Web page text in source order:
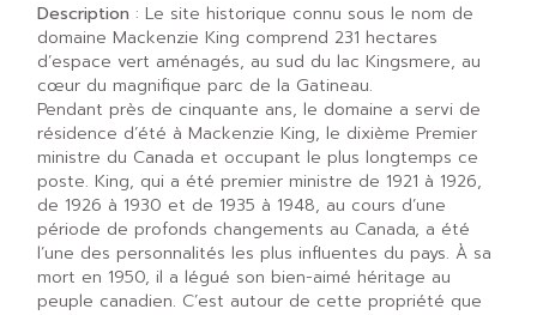
Description : Le site historique connu sous le nom de
domaine Mackenzie King comprend 231 hectares
d’espace vert aménagés, au sud du lac Kingsmere, au
cœur du magnifique parc de la Gatineau.
Pendant près de cinquante ans, le domaine a servi de
résidence d’été à Mackenzie King, le dixième Premier
ministre du Canada et occupant le plus longtemps ce
poste. King, qui a été premier ministre de 1921 à 1926,
de 1926 à 1930 et de 1935 à 1948, au cours d’une
période de profonds changements au Canada, a été
l’une des personnalités les plus influentes du pays. À sa
mort en 1950, il a légué son bien-aimé héritage au
peuple canadien. C’est autour de cette propriété que